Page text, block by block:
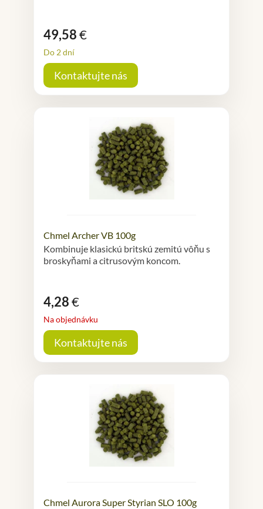
49,58€
Do 2 dní
Kontaktujte nás
Chmel Archer VB 100g
Kombinuje klasickú britskú zemitú vôňu s
broskyňami a citrusovým koncom.
4,28€
Na objednávku
Kontaktujte nás
Chmel Aurora Super Styrian SLO 100g